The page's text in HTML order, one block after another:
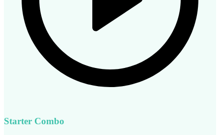
Starter Combo